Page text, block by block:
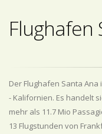
Flughafen
Der Flughafen Santa
- Kalifornien. Es handelt
mehr als 11.7 Mio
13 Flugstunden von